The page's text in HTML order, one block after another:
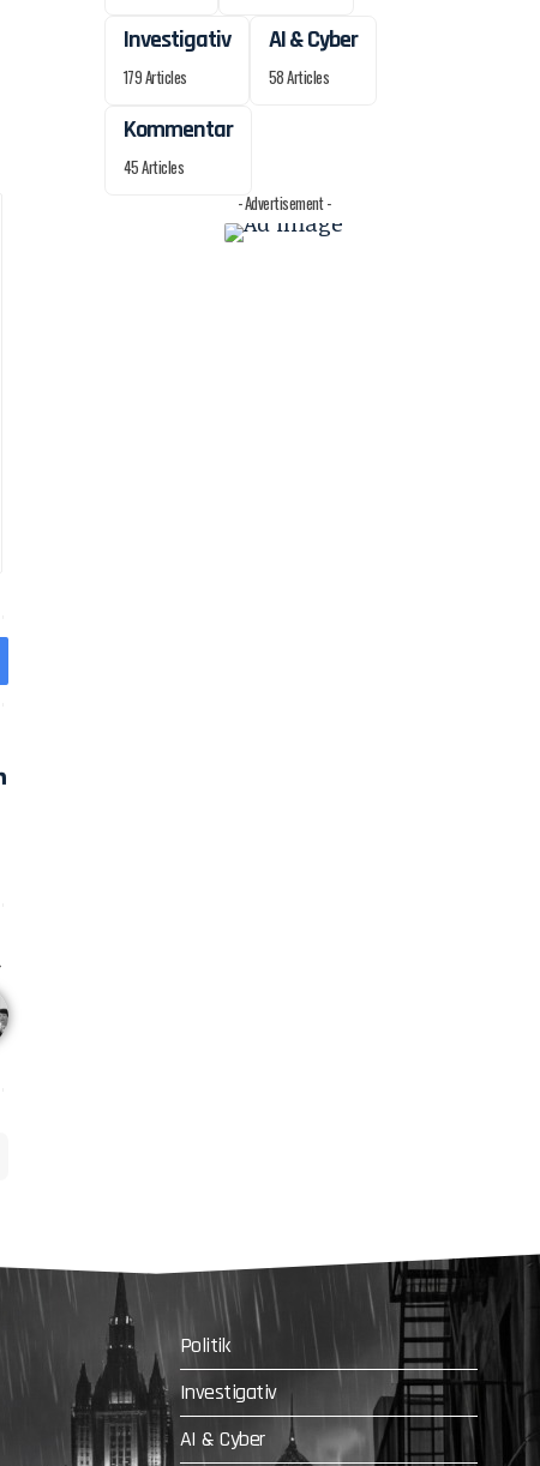
Investigativ
179 Articles
AI & Cyber
58 Articles
Kommentar
45 Articles
- Advertisement -
Politik
Investigativ
AI & Cyber